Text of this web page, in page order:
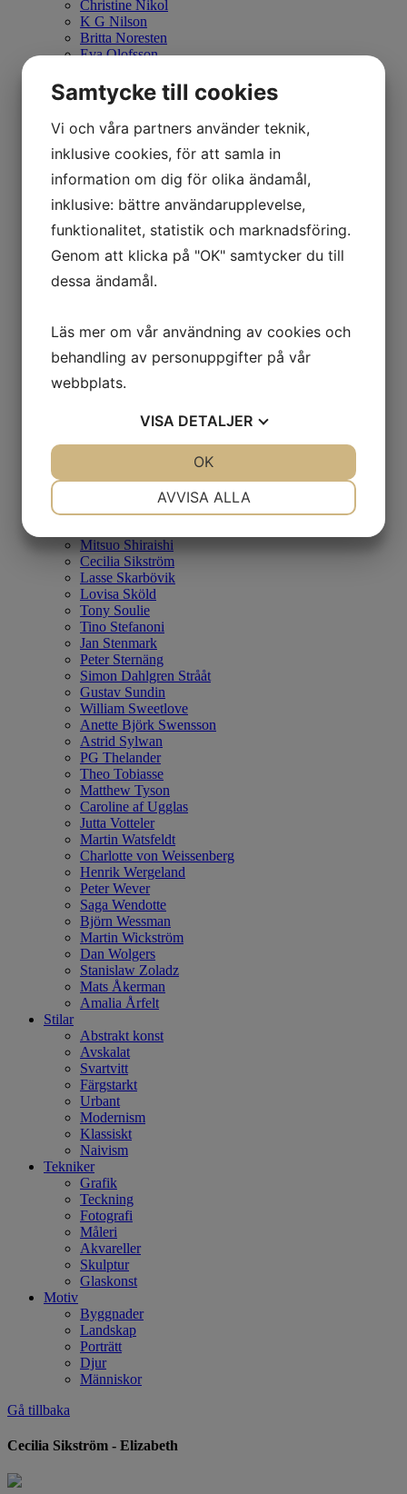
Christine Nikol
K G Nilson
Britta Noresten
Eva Olofsson
Emil Olsson
Johan Palmborg
Sirje Papp
Johan Patricny
Ania Pauser
Stefan MÅS Persson
Puppet Daniel Blomqvist
Paul Quant
Arthur Ragnarsson
Peter Reuterberg
Carl Fredrik Reuterswärd
Roger Risberg
James Rizzi
Pedro Rodriguez Garrido
Anna Rosenbäck
Christopher Rådlund
Kersti Rågfelt Strandberg
Erlend Mikael Sæverud
Mattias Sammekull
Nuno Santiago
Olga Semenova
Mitsuo Shiraishi
Cecilia Sikström
Lasse Skarbövik
Lovisa Sköld
Tony Soulie
Tino Stefanoni
Jan Stenmark
Peter Sternäng
Simon Dahlgren Strååt
Gustav Sundin
William Sweetlove
Anette Björk Swensson
Astrid Sylwan
PG Thelander
Theo Tobiasse
Matthew Tyson
Caroline af Ugglas
Jutta Votteler
Martin Watsfeldt
Charlotte von Weissenberg
Henrik Wergeland
Peter Wever
Saga Wendotte
Björn Wessman
Martin Wickström
Dan Wolgers
Stanislaw Zoladz
Mats Åkerman
Amalia Årfelt
Stilar
Abstrakt konst
Avskalat
Svartvitt
Färgstarkt
Urbant
Modernism
Klassiskt
Naivism
Tekniker
Grafik
Teckning
Fotografi
Måleri
Akvareller
Skulptur
Glaskonst
Motiv
Byggnader
Landskap
Porträtt
Djur
Människor
Gå tillbaka
Cecilia Sikström - Elizabeth
Samtycke till cookies
Vi och våra partners använder teknik,
inklusive cookies, för att samla in
information om dig för olika ändamål,
inklusive: bättre användarupplevelse,
funktionalitet, statistik och marknadsföring.
Genom att klicka på "OK" samtycker du till
dessa ändamål.
Läs mer om vår användning av cookies och
behandling av personuppgifter på vår
webbplats.
VISA DETALJER
MARKNADSFÖRING
AVVISA ALLA
OK